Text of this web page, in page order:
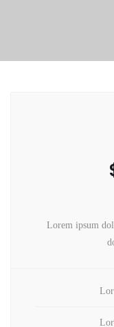
Lorem ipsum